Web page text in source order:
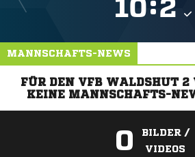
:
MANNSCHAFTS-NEWS
FÜR DEN VFB WALDSHUT 2
KEINE MANNSCHAFTS-
0
BILDER /
VIDEOS